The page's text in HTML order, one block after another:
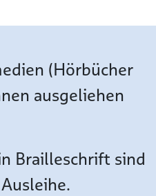
(Hörbücher
ausgeliehen
Brailleschrift sind